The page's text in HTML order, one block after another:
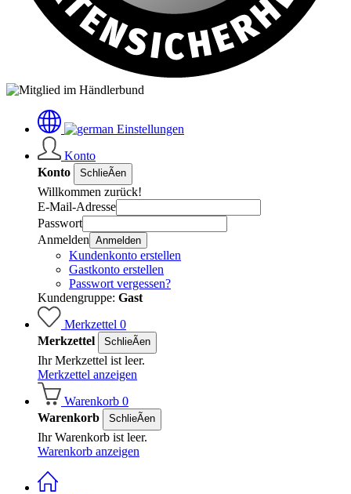
Einstellungen
Konto
Konto
SchlieÃen
Willkommen zurück!
E-Mail-Adresse
Passwort
Anmelden Anmelden
Kundenkonto erstellen
Gastkonto erstellen
Passwort vergessen?
Kundengruppe: Gast
Merkzettel 0
Merkzettel
SchlieÃen
Ihr Merkzettel ist leer.
Merkzettel anzeigen
Warenkorb 0
Warenkorb
SchlieÃen
Ihr Warenkorb ist leer.
Warenkorb anzeigen